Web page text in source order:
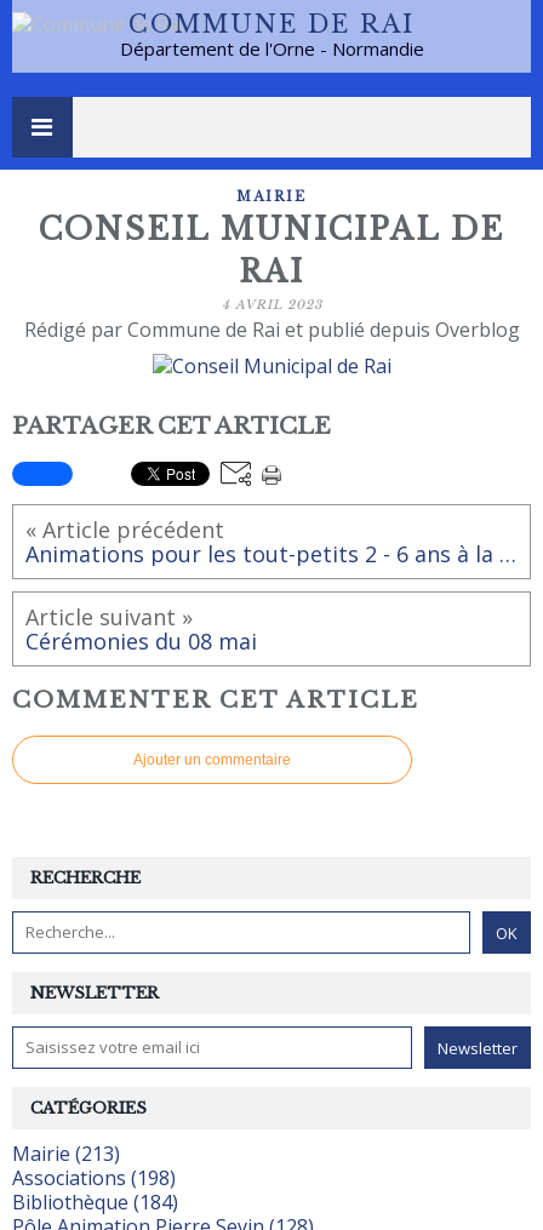
COMMUNE DE RAI
Département de l'Orne - Normandie
MAIRIE
CONSEIL MUNICIPAL DE
RAI
4 AVRIL 2023
Rédigé par Commune de Rai et publié depuis Overblog
PARTAGER CET ARTICLE
« Article précédent
Animations pour les tout-petits 2 - 6 ans à la bibliothèque - ludothèque vendredi 21 avril 2023 de 16h à 18h
Article suivant »
Cérémonies du 08 mai
COMMENTER CET ARTICLE
Ajouter un commentaire
NEWSLETTER
RECHERCHE
CATÉGORIES
Mairie (213)
Associations (198)
Bibliothèque (184)